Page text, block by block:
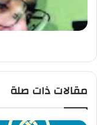
مقالات ذات صلة